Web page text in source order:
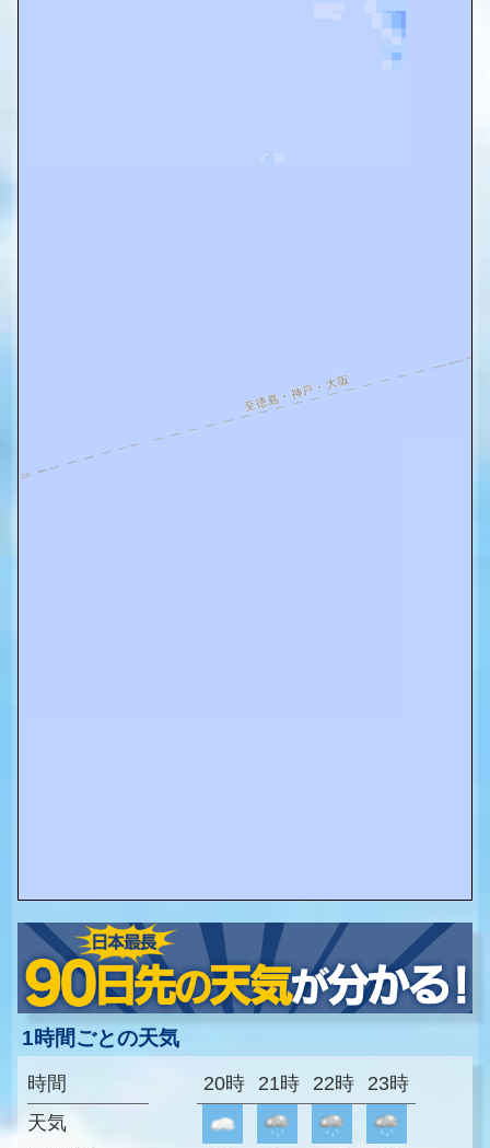
1時間ごとの天気
時間
天気
20時 21時 22時 23時